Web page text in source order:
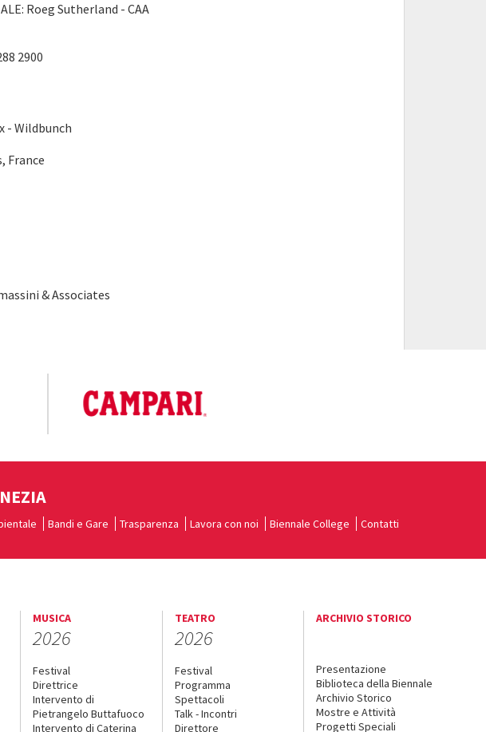
Roeg Sutherland - CAA
2900
- Wildbunch
France
& Associates
Bandi e Gare Trasparenza Lavora con noi Biennale College Contatti
MUSICA
2026
Festival
Direttrice
Intervento di
Pietrangelo Buttafuoco
Intervento di Caterina
TEATRO
2026
Festival
Programma
Spettacoli
Talk - Incontri
Direttore
ARCHIVIO STORICO
Presentazione
Biblioteca della Biennale
Archivio Storico
Mostre e Attività
Progetti Speciali